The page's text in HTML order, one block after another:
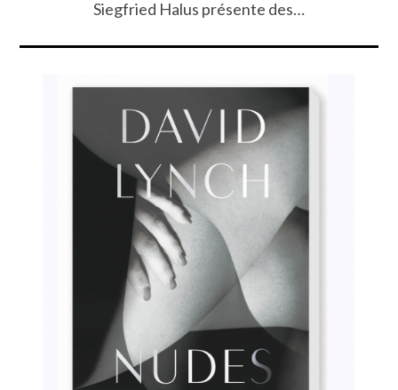
Siegfried Halus présente des…